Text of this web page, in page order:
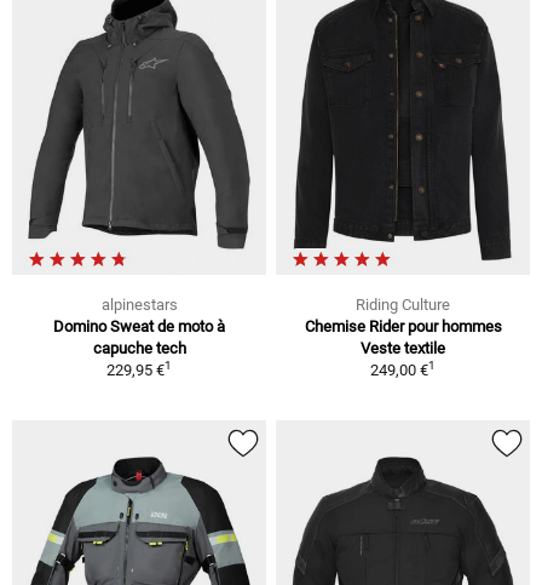
alpinestars
Domino Sweat de moto à
capuche tech
229,95 €1
Riding Culture
Chemise Rider pour hommes
Veste textile
249,00 €1